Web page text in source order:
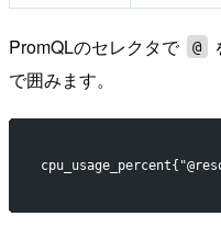
PromQLのセレクタで @
で囲みます。